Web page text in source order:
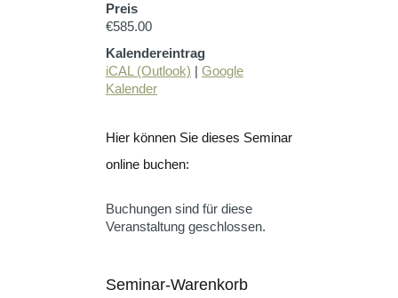
Preis
€585.00
Kalendereintrag
iCAL (Outlook) | Google
Kalender
Hier können Sie dieses Seminar
online buchen:
Buchungen sind für diese
Veranstaltung geschlossen.
Seminar-Warenkorb